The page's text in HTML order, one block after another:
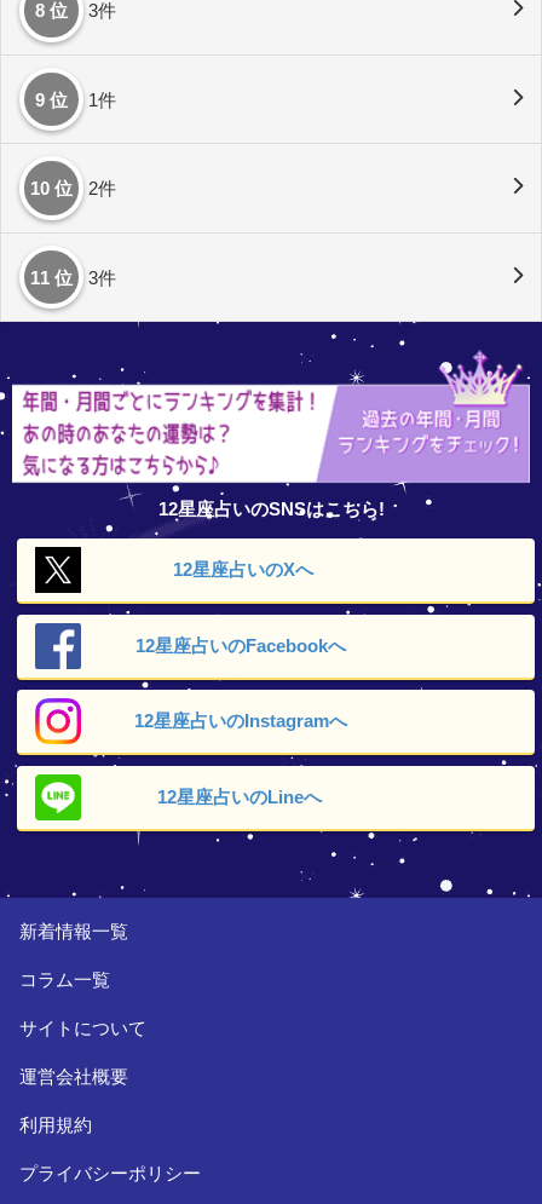
8 位 3件
9 位 1件
10 位 2件
11 位 3件
12星座占いのSNSはこちら!
12星座占いのXへ
12星座占いのFacebookへ
12星座占いのInstagramへ
12星座占いのLineへ
新着情報一覧
コラム一覧
サイトについて
運営会社概要
利用規約
プライバシーポリシー